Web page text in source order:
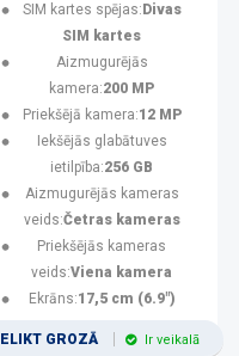
SIM kartes spējas: Divas
SIM kartes
Aizmugurējās
kamera:200 MP
Priekšējā kamera:12 MP
Iekšējās glabātuves
ietilpība:256 GB
Aizmugurējās kameras
veids:Četras kameras
Priekšējās kameras
veids:Viena kamera
Ekrāns:17,5 cm (6.9")
IELIKT GROZĀ Ir veikalā